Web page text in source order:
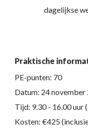
dagelijkse
Praktische
PE-punten: 70
Datum: 24 november
Tijd: 9.30 - 16.00 uur
Kosten: €425